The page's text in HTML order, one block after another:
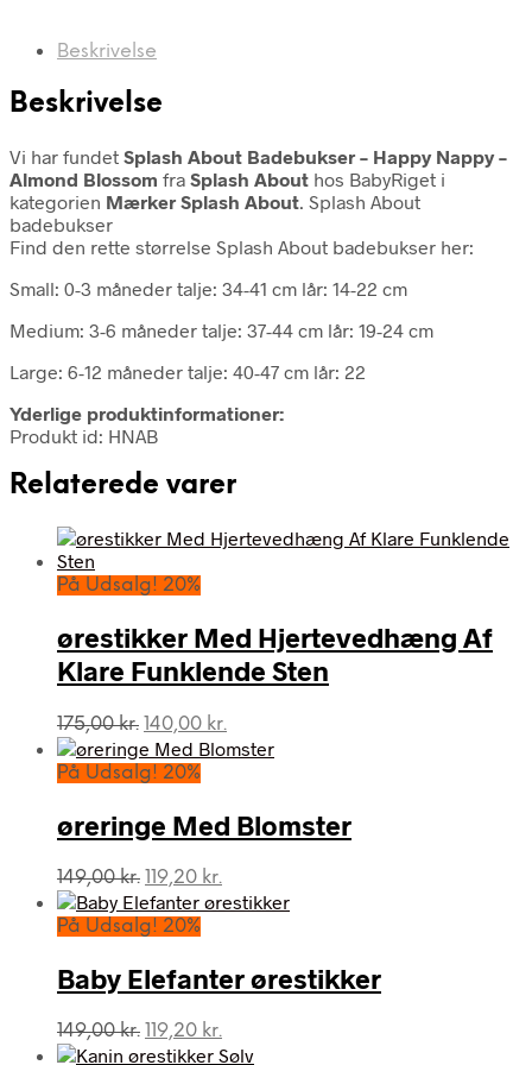
Beskrivelse
Beskrivelse
Vi har fundet Splash About Badebukser – Happy Nappy –
Almond Blossom fra Splash About hos BabyRiget i
kategorien Mærker Splash About. Splash About
badebukser
Find den rette størrelse Splash About badebukser her:
Small: 0-3 måneder talje: 34-41 cm lår: 14-22 cm
Medium: 3-6 måneder talje: 37-44 cm lår: 19-24 cm
Large: 6-12 måneder talje: 40-47 cm lår: 22
Yderlige produktinformationer:
Produkt id: HNAB
Relaterede varer
På Udsalg! 20%
ørestikker Med Hjertevedhæng Af
Klare Funklende Sten
175,00kr. Den
oprindelige
pris
175,00 kr..
140,00 kr.
aktuelle
140,00 kr..
På Udsalg! 20%
øreringe Med Blomster
149,00kr. Den
oprindelige
pris
149,00 kr..
119,20 kr.
aktuelle
På Udsalg! 20%
Baby Elefanter ørestikker
149,00kr. Den
oprindelige
119,20 kr.
aktuelle